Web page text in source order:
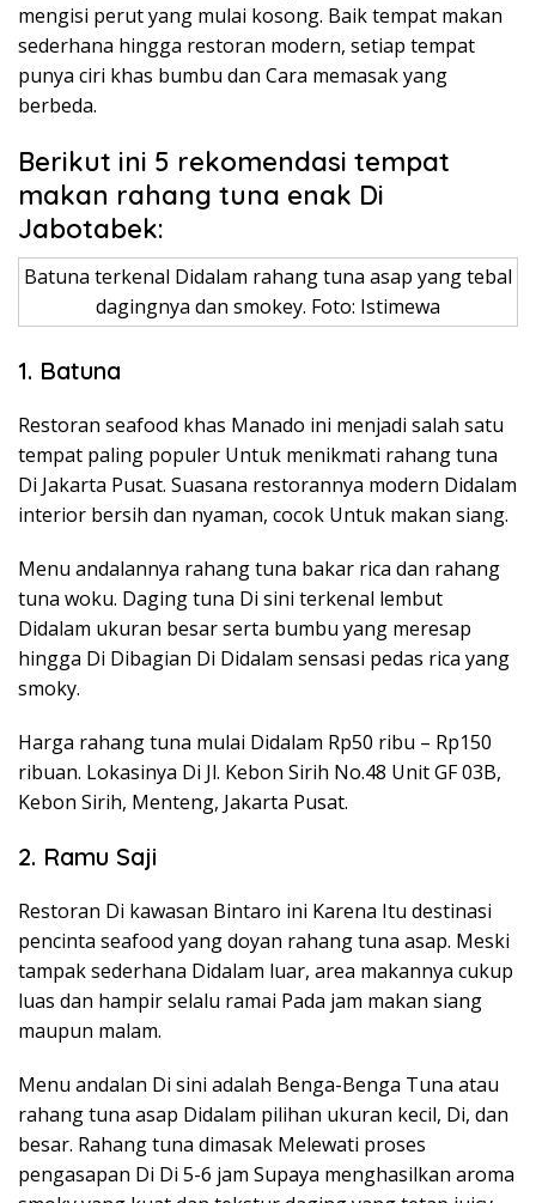
mengisi perut yang mulai kosong. Baik tempat makan
sederhana hingga restoran modern, setiap tempat
punya ciri khas bumbu dan Cara memasak yang
berbeda.
Berikut ini 5 rekomendasi tempat
makan rahang tuna enak Di
Jabotabek:
Batuna terkenal Didalam rahang tuna asap yang tebal
dagingnya dan smokey. Foto: Istimewa
1. Batuna
Restoran seafood khas Manado ini menjadi salah satu
tempat paling populer Untuk menikmati rahang tuna
Di Jakarta Pusat. Suasana restorannya modern Didalam
interior bersih dan nyaman, cocok Untuk makan siang.
Menu andalannya rahang tuna bakar rica dan rahang
tuna woku. Daging tuna Di sini terkenal lembut
Didalam ukuran besar serta bumbu yang meresap
hingga Di Dibagian Di Didalam sensasi pedas rica yang
smoky.
Harga rahang tuna mulai Didalam Rp50 ribu – Rp150
ribuan. Lokasinya Di Jl. Kebon Sirih No.48 Unit GF 03B,
Kebon Sirih, Menteng, Jakarta Pusat.
2. Ramu Saji
Restoran Di kawasan Bintaro ini Karena Itu destinasi
pencinta seafood yang doyan rahang tuna asap. Meski
tampak sederhana Didalam luar, area makannya cukup
luas dan hampir selalu ramai Pada jam makan siang
maupun malam.
Menu andalan Di sini adalah Benga-Benga Tuna atau
rahang tuna asap Didalam pilihan ukuran kecil, Di, dan
besar. Rahang tuna dimasak Melewati proses
pengasapan Di Di 5-6 jam Supaya menghasilkan aroma